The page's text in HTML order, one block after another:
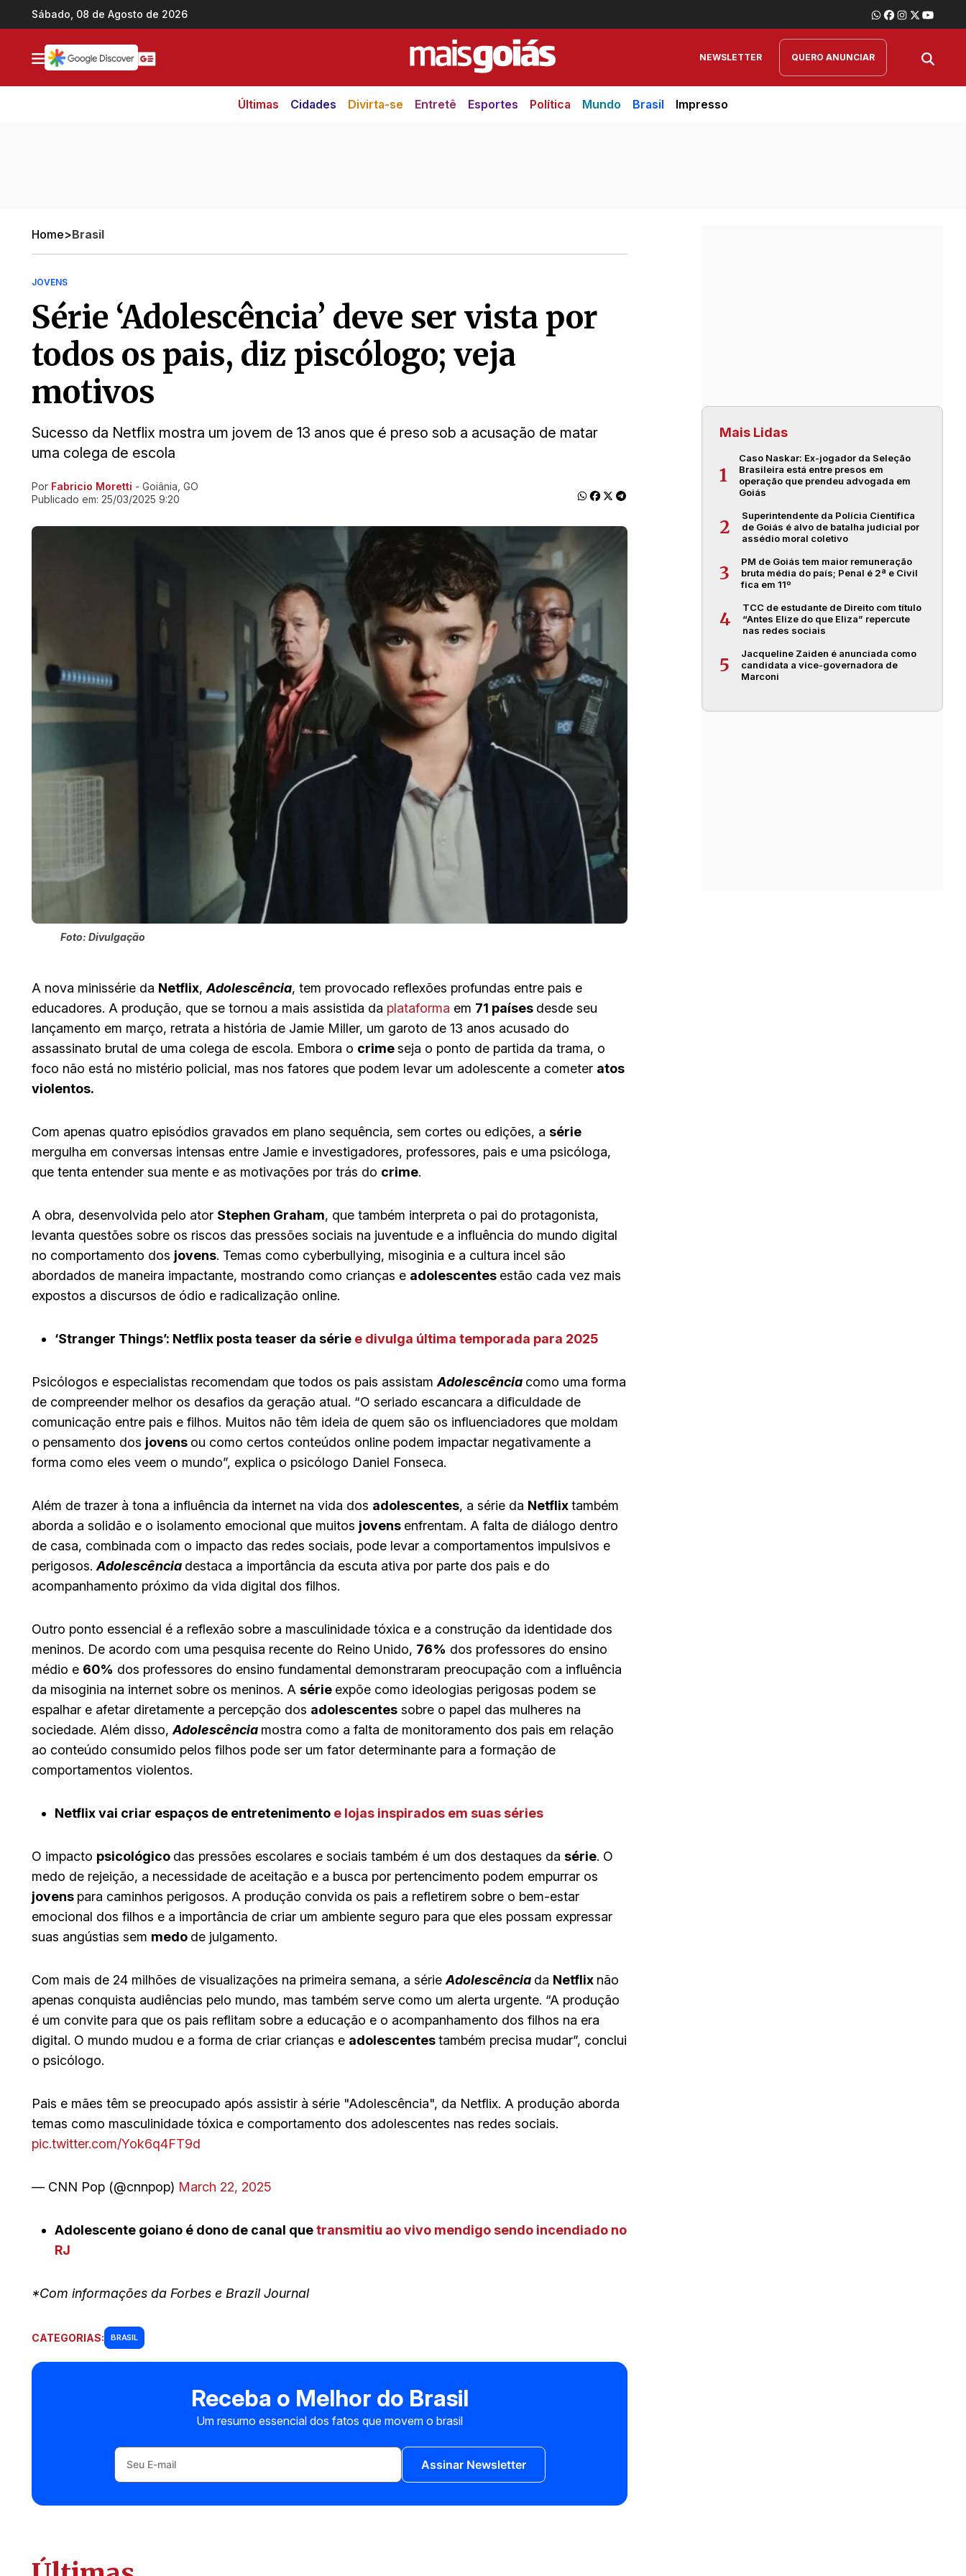
Ir direto pro conteúdo
Sábado, 08 de Agosto de 2026
NEWSLETTER QUERO ANUNCIAR
Últimas Cidades Divirta-se Entretê Esportes Política Mundo Brasil Impresso
Home>Brasil
JOVENS
Série ‘Adolescência’ deve ser vista por
todos os pais, diz piscólogo; veja
motivos
Sucesso da Netflix mostra um jovem de 13 anos que é preso sob a acusação de matar
uma colega de escola
Ir direto pra matéria
Por Fabricio Moretti - Goiânia, GO
Publicado em: 25/03/2025 9:20
Foto: Divulgação
A nova minissérie da Netflix, Adolescência, tem provocado reflexões profundas entre pais e
educadores. A produção, que se tornou a mais assistida da plataforma em 71 países desde seu
lançamento em março, retrata a história de Jamie Miller, um garoto de 13 anos acusado do
assassinato brutal de uma colega de escola. Embora o crimeseja o ponto de partida da trama, o
foco não está no mistério policial, mas nos fatores que podem levar um adolescente a cometer atos
violentos.
Com apenas quatro episódios gravados em plano sequência, sem cortes ou edições, a série
mergulha em conversas intensas entre Jamie e investigadores, professores, pais e uma psicóloga,
que tenta entender sua mente e as motivações por trás do crime.
A obra, desenvolvida pelo ator Stephen Graham, que também interpreta o pai do protagonista,
levanta questões sobre os riscos das pressões sociais na juventude e a influência do mundo digital
no comportamento dos jovens. Temas como cyberbullying, misoginia e a cultura incel são
abordados de maneira impactante, mostrando como crianças e adolescentes estão cada vez mais
expostos a discursos de ódio e radicalização online.
‘Stranger Things’: Netflix posta teaser da série e divulga última temporada para 2025
Psicólogos e especialistas recomendam que todos os pais assistam Adolescência como uma forma
de compreender melhor os desafios da geração atual. “O seriado escancara a dificuldade de
comunicação entre pais e filhos. Muitos não têm ideia de quem são os influenciadores que moldam
o pensamento dos jovens ou como certos conteúdos online podem impactar negativamente a
forma como eles veem o mundo”, explica o psicólogo Daniel Fonseca.
Além de trazer à tona a influência da internet na vida dos adolescentes, a série da Netflixtambém
aborda a solidão e o isolamento emocional que muitos jovens enfrentam. A falta de diálogo dentro
de casa, combinada com o impacto das redes sociais, pode levar a comportamentos impulsivos e
perigosos. Adolescência destaca a importância da escuta ativa por parte dos pais e do
acompanhamento próximo da vida digital dos filhos.
Outro ponto essencial é a reflexão sobre a masculinidade tóxica e a construção da identidade dos
meninos. De acordo com uma pesquisa recente do Reino Unido, 76% dos professores do ensino
médio e 60% dos professores do ensino fundamental demonstraram preocupação com a influência
da misoginia na internet sobre os meninos. A série expõe como ideologias perigosas podem se
espalhar e afetar diretamente a percepção dos adolescentes sobre o papel das mulheres na
sociedade. Além disso, Adolescência mostra como a falta de monitoramento dos pais em relação
ao conteúdo consumido pelos filhos pode ser um fator determinante para a formação de
comportamentos violentos.
Netflix vai criar espaços de entretenimento e lojas inspirados em suas séries
O impacto psicológico das pressões escolares e sociais também é um dos destaques da série. O
medo de rejeição, a necessidade de aceitação e a busca por pertencimento podem empurrar os
jovens para caminhos perigosos. A produção convida os pais a refletirem sobre o bem-estar
emocional dos filhos e a importância de criar um ambiente seguro para que eles possam expressar
suas angústias sem medo de julgamento.
Com mais de 24 milhões de visualizações na primeira semana, a série Adolescência da Netflix não
apenas conquista audiências pelo mundo, mas também serve como um alerta urgente. “A produção
é um convite para que os pais reflitam sobre a educação e o acompanhamento dos filhos na era
digital. O mundo mudou e a forma de criar crianças e adolescentestambém precisa mudar”, conclui
o psicólogo.
Pais e mães têm se preocupado após assistir à série "Adolescência", da Netflix. A produção aborda
temas como masculinidade tóxica e comportamento dos adolescentes nas redes sociais.
pic.twitter.com/Yok6q4FT9d
— CNN Pop (@cnnpop) March 22, 2025
Adolescente goiano é dono de canal quetransmitiu ao vivo mendigo sendo incendiado no
RJ
*Com informações da Forbes e Brazil Journal
CATEGORIAS: BRASIL
Receba o Melhor do Brasil
Um resumo essencial dos fatos que movem o brasil
Assinar Newsletter
Mais Lidas
1
Caso Naskar: Ex-jogador da Seleção
Brasileira está entre presos em
operação que prendeu advogada em
Goiás
2
Superintendente da Polícia Científica
de Goiás é alvo de batalha judicial por
assédio moral coletivo
3
PM de Goiás tem maior remuneração
bruta média do país; Penal é 2ª e Civil
fica em 11º
4
TCC de estudante de Direito com título
“Antes Elize do que Eliza” repercute
nas redes sociais
5
Jacqueline Zaiden é anunciada como
candidata a vice-governadora de
Marconi